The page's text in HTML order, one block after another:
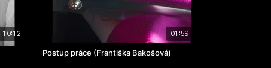
10:12 01:59
Postup práce (Františka Bakošová)